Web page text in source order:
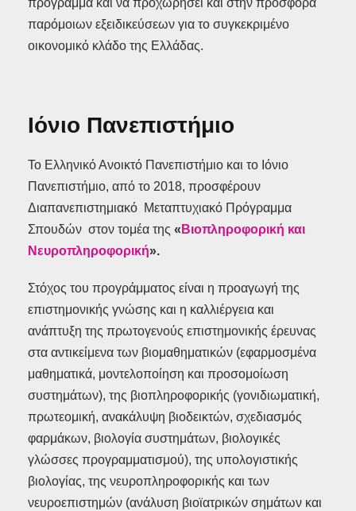
πρόγραμμα και να προχωρήσει και στην προσφορά
παρόμοιων εξειδικεύσεων για το συγκεκριμένο
οικονομικό κλάδο της Ελλάδας.
Ιόνιο Πανεπιστήμιο
Το Ελληνικό Ανοικτό Πανεπιστήμιο και το Ιόνιο
Πανεπιστήμιο, από το 2018, προσφέρουν
Διαπανεπιστημιακό Μεταπτυχιακό Πρόγραμμα
Σπουδών στον τομέα της « Βιοπληροφορική και
Νευροπληροφορική».
Στόχος του προγράμματος είναι η προαγωγή της
επιστημονικής γνώσης και η καλλιέργεια και
ανάπτυξη της πρωτογενούς επιστημονικής έρευνας
στα αντικείμενα των βιομαθηματικών (εφαρμοσμένα
μαθηματικά, μοντελοποίηση και προσομοίωση
συστημάτων), της βιοπληροφορικής (γονιδιωματική,
πρωτεομική, ανακάλυψη βιοδεικτών, σχεδιασμός
φαρμάκων, βιολογία συστημάτων, βιολογικές
γλώσσες προγραμματισμού), της υπολογιστικής
βιολογίας, της νευροπληροφορικής και των
νευροεπιστημών (ανάλυση βιοϊατρικών σημάτων και